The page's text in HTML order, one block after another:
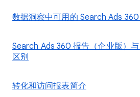
数据洞察中可用的 Search Ads
Search Ads 360 报告（企业版）
区别
转化和访问报表简介